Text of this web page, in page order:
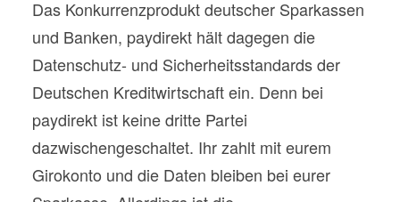
Das Konkurrenzprodukt deutscher Sparkassen
und Banken, paydirekt hält dagegen die
Datenschutz- und Sicherheitsstandards der
Deutschen Kreditwirtschaft ein. Denn bei
paydirekt ist keine dritte Partei
dazwischengeschaltet. Ihr zahlt mit eurem
Girokonto und die Daten bleiben bei eurer